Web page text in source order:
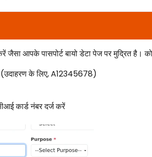
जैसा आपके पासपोर्ट बायो डेटा पेज पर मुद्रित है।
के लिए, A12345678)
कार्ड नंबर दर्ज करें